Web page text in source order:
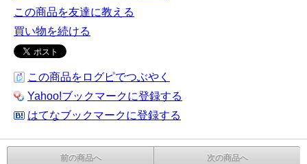
この商品を友達に教える
買い物を続ける
この商品をログピでつぶやく
Yahoo!ブックマークに登録する
はてなブックマークに登録する
前の商品へ 次の商品へ